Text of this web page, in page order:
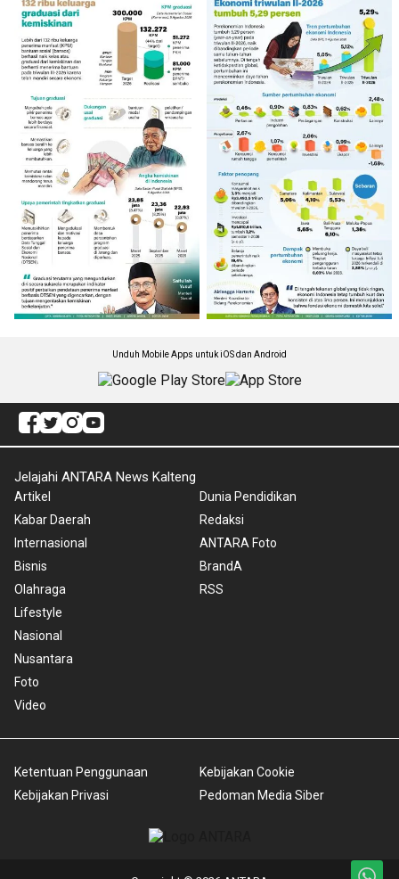
Unduh Mobile Apps untuk iOS dan Android
Jelajahi ANTARA News Kalteng
Artikel
Kabar Daerah
Internasional
Bisnis
Olahraga
Lifestyle
Nasional
Nusantara
Foto
Video
Dunia Pendidikan
Redaksi
ANTARA Foto
BrandA
RSS
Ketentuan Penggunaan
Kebijakan Privasi
Kebijakan Cookie
Pedoman Media Siber